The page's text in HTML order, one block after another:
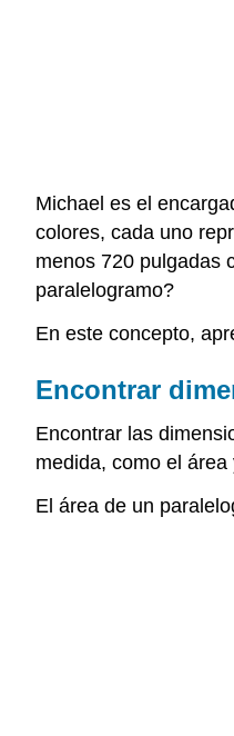
Michael es el
colores, cada uno
menos 720 pulgadas
paralelogramo?
En este concepto,
Encontrar
Encontrar las
medida, como el
El área de un